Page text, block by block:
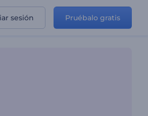
sesión Pruébalo gratis